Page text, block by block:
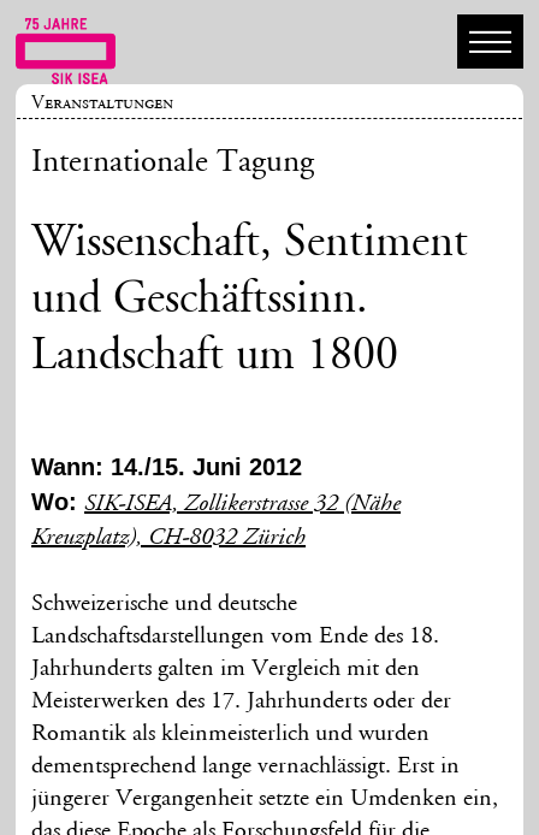
Veranstaltungen
Internationale Tagung
Wissenschaft, Sentiment
und Geschäftssinn.
Landschaft um 1800
Wann: 14./15. Juni 2012
Wo:SIK-ISEA, Zollikerstrasse 32 (Nähe
Kreuzplatz), CH-8032 Zürich
Schweizerische und deutsche
Landschaftsdarstellungen vom Ende des 18.
Jahrhunderts galten im Vergleich mit den
Meisterwerken des 17. Jahrhunderts oder der
Romantik als kleinmeisterlich und wurden
dementsprechend lange vernachlässigt. Erst in
jüngerer Vergangenheit setzte ein Umdenken ein,